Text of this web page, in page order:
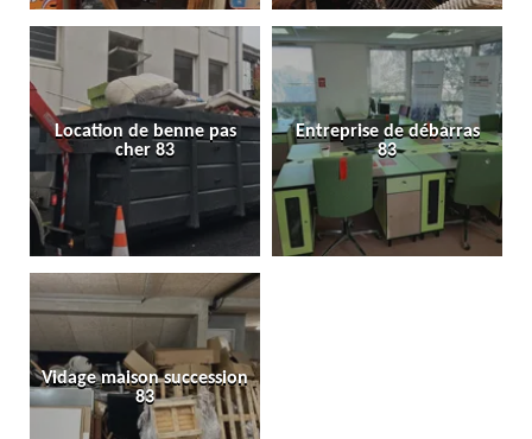
Location de benne pas
cher 83
Entreprise de débarras
83
Vidage maison succession
83